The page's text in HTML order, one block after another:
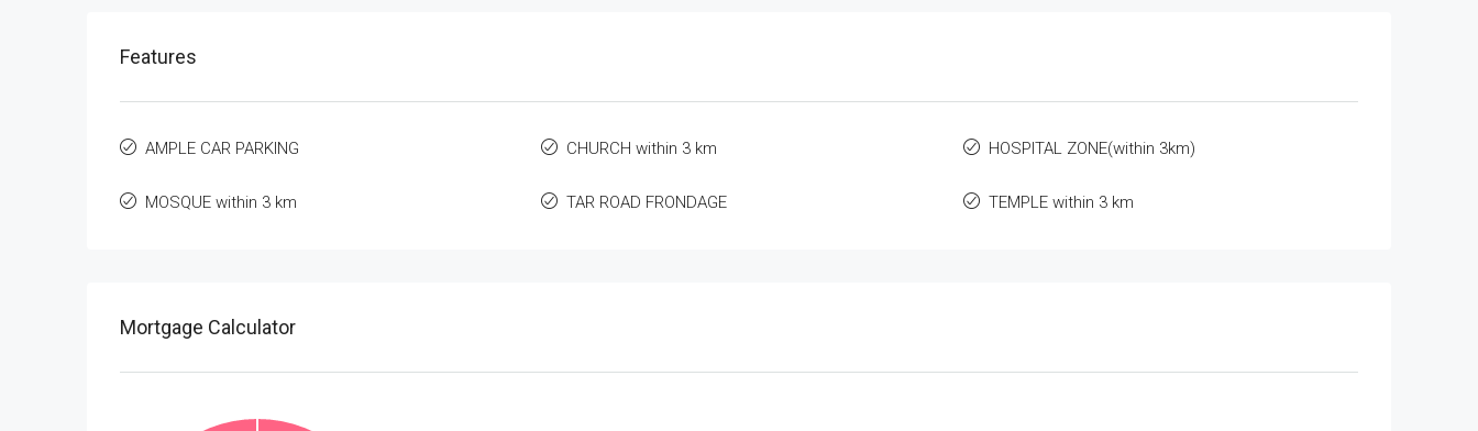
Features
AMPLE CAR PARKING CHURCH within 3 km HOSPITAL ZONE(within 3km)
MOSQUE within 3 km TAR ROAD FRONDAGE TEMPLE within 3 km
Mortgage Calculator